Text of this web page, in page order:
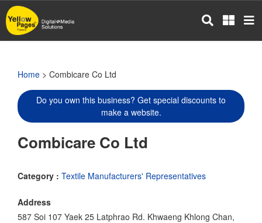
Skip
to
main
Home > Combicare Co Ltd
Do you own this business? Get special discounts to
make a website.
Combicare Co Ltd
Category : Textile Manufacturers' Representatives
Address
587 Soi 107 Yaek 25 Latphrao Rd. Khwaeng Khlong Chan,